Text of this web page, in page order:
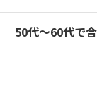
50代～60代で